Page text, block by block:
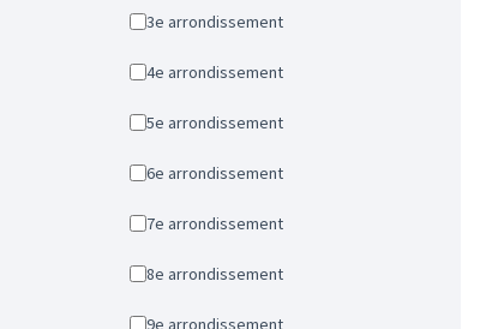
3e arrondissement
4e arrondissement
5e arrondissement
6e arrondissement
7e arrondissement
8e arrondissement
9e arrondissement